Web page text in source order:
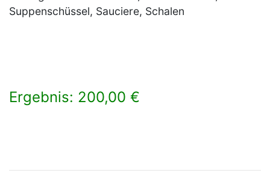
Suppenschüssel, Sauciere, Schalen
Ergebnis: 200,00 €